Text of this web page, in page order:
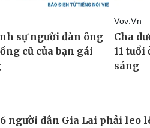
6 người dân Gia Lai phải leo